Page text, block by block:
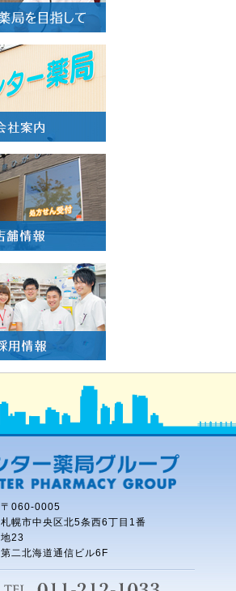
〒060-0005
札幌市中央区北5条西6丁目1番
地23
第二北海道通信ビル6F